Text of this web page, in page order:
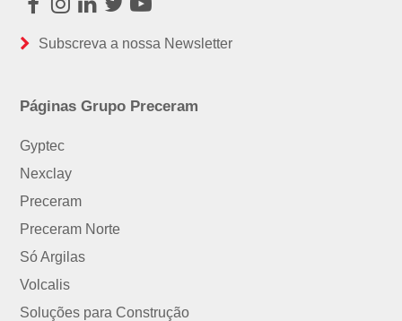
Facebook
Instagram
LinkedIn
TwitterYoutube
Subscreva a nossa Newsletter
Páginas Grupo Preceram
Gyptec
Nexclay
Preceram
Preceram Norte
Só Argilas
Volcalis
Soluções para Construção